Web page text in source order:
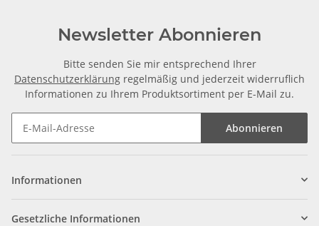
Newsletter Abonnieren
Bitte senden Sie mir entsprechend Ihrer
Datenschutzerklärung regelmäßig und jederzeit widerruflich
Informationen zu Ihrem Produktsortiment per E-Mail zu.
Abonnieren
Informationen
Gesetzliche Informationen